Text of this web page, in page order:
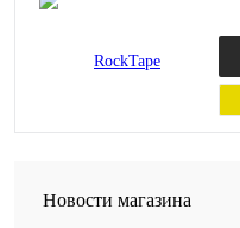
Новости магазина